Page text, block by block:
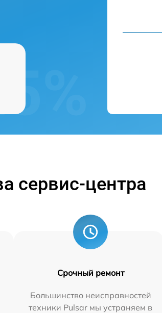
сервис-центра
Срочный ремонт
Большинство неисправностей
техники Pulsar мы устраняем в